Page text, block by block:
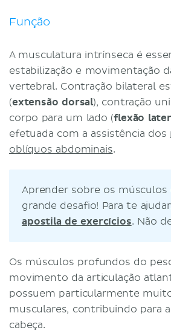
Função
A musculatura intrínseca é
estabilização e movimentação
vertebral. Contração bilateral
(extensão dorsal), contração
corpo para um lado (flexão
efetuada com a assistência dos
oblíquos abdominais.
Aprender sobre os
grande desafio! Para te
apostila de exercícios. Não
Os músculos profundos do
movimento da articulação
possuem particularmente
musculares, contribuindo para
cabeça.